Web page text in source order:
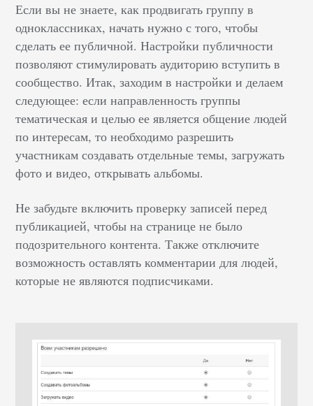
Если вы не знаете, как продвигать группу в
одноклассниках, начать нужно с того, чтобы
сделать ее публичной. Настройки публичности
позволяют стимулировать аудиторию вступить в
сообщество. Итак, заходим в настройки и делаем
следующее: если направленность группы
тематическая и целью ее является общение людей
по интересам, то необходимо разрешить
участникам создавать отдельные темы, загружать
фото и видео, открывать альбомы.
Не забудьте включить проверку записей перед
публикацией, чтобы на странице не было
подозрительного контента. Также отключите
возможность оставлять комментарии для людей,
которые не являются подписчиками.